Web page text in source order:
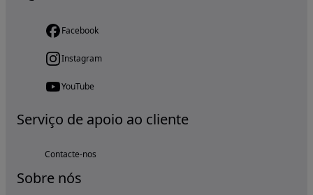
Facebook
Instagram
YouTube
Serviço de apoio ao cliente
Contacte-nos
Sobre nós